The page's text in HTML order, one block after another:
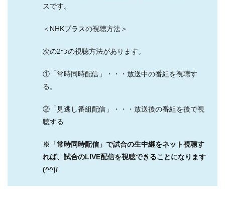
がか
かります。
>>【スカパー！サッカーセット】お申込みから約３０分で見
られます！初月無料はこちらから(^^)/
れますので、「お申し込みフォームへ進む」
をクリックします。
３．「商品選択」画面が表示されますので、
スです。
＜NHKプラスの視聴方法＞
次の2つの視聴方法があります。
①「常時同時配信」・・・放送中の番組を視聴す
る。
②「見逃し番組配信」・・・放送後の番組を後で視
聴する
※「常時同時配信」で試合の生中継をネット視聴す
れば、試合のLIVE配信を視聴できることになります
(^^)/